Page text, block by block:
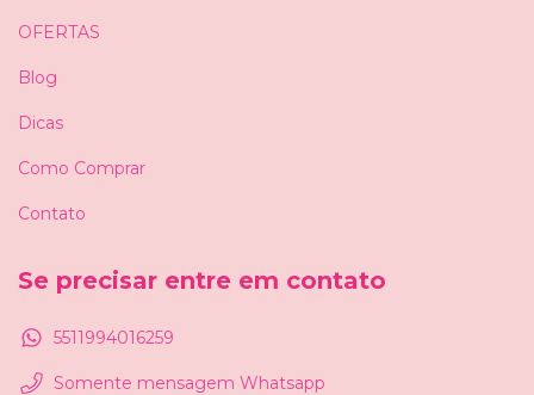
OFERTAS
Blog
Dicas
Como Comprar
Contato
Se precisar entre em contato
5511994016259
Somente mensagem Whatsapp